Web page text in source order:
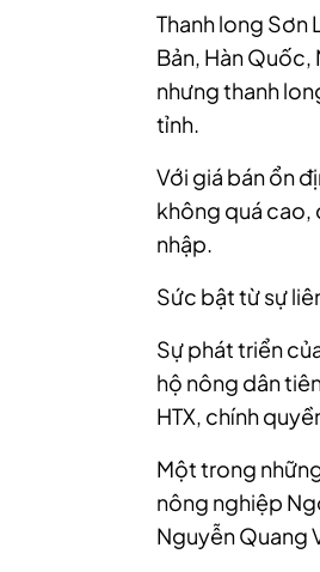
Thanh long Sơn
Bản, Hàn
nhưng thanh
tỉnh.
Với giá bán ổn
không quá cao,
nhập.
Sức bật từ sự
Sự phát triển
hộ nông dân
HTX, chính
Một trong
nông nghiệp
Nguyễn Quang